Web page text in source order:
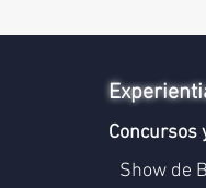
Concursos
Show de